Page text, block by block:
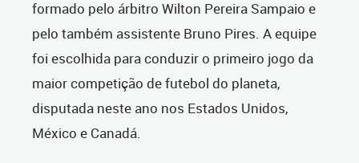
formado pelo árbitro Wilton Pereira Sampaio e
pelo também assistente Bruno Pires. A equipe
foi escolhida para conduzir o primeiro jogo da
maior competição de futebol do planeta,
disputada neste ano nos Estados Unidos,
México e Canadá.